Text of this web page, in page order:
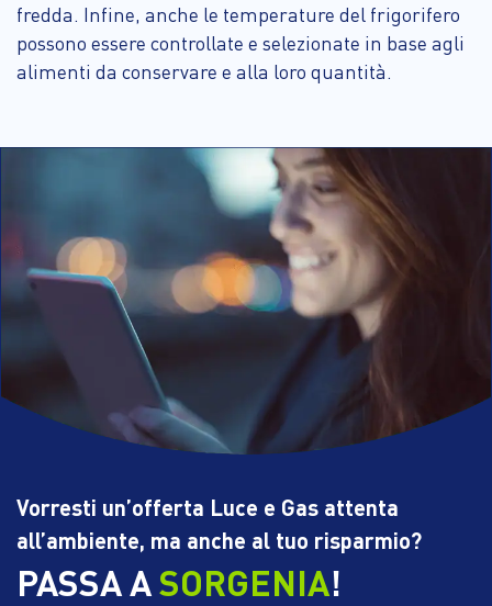
fredda. Infine, anche le temperature del frigorifero
possono essere controllate e selezionate in base agli
alimenti da conservare e alla loro quantità.
Vorresti un’offerta Luce e Gas attenta
all’ambiente, ma anche al tuo risparmio?
PASSA ASORGENIA!